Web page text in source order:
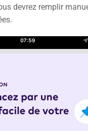
devrez remplir